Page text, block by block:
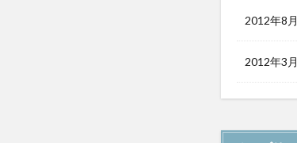
2012年8月
2012年3月